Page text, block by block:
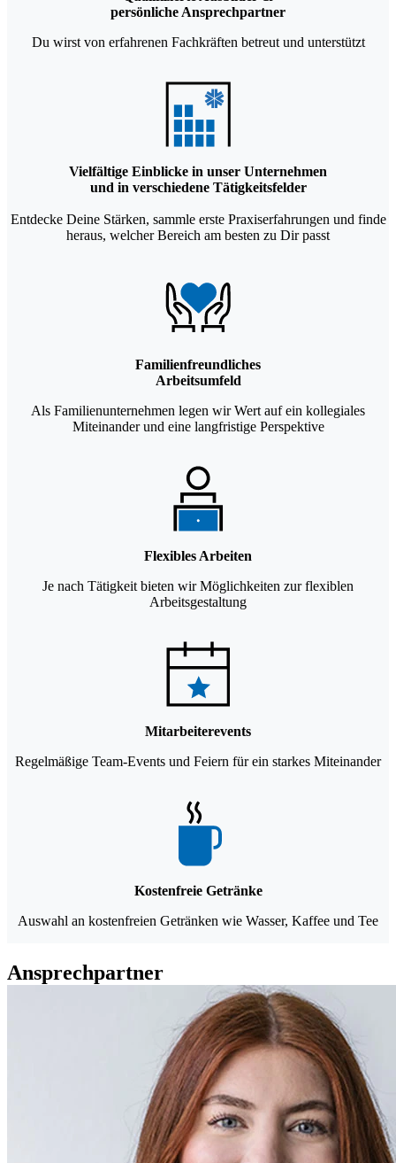
persönliche Ansprechpartner
Du wirst von erfahrenen Fachkräften betreut und unterstützt
Vielfältige Einblicke in unser Unternehmen
und in verschiedene Tätigkeitsfelder
Entdecke Deine Stärken, sammle erste Praxiserfahrungen und finde
heraus, welcher Bereich am besten zu Dir passt
Familienfreundliches
Arbeitsumfeld
Als Familienunternehmen legen wir Wert auf ein kollegiales
Miteinander und eine langfristige Perspektive
Flexibles Arbeiten
Je nach Tätigkeit bieten wir Möglichkeiten zur flexiblen
Arbeitsgestaltung
Mitarbeiterevents
Regelmäßige Team-Events und Feiern für ein starkes Miteinander
Kostenfreie Getränke
Auswahl an kostenfreien Getränken wie Wasser, Kaffee und Tee
Ansprechpartner